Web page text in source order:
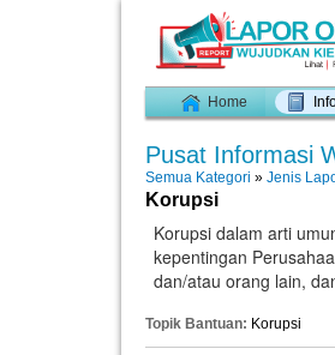
Home
Pusat Informasi
Semua Kategori » Jenis
Korupsi
Korupsi dalam arti
kepentingan
dan/atau orang lain,
Topik Bantuan: Korupsi